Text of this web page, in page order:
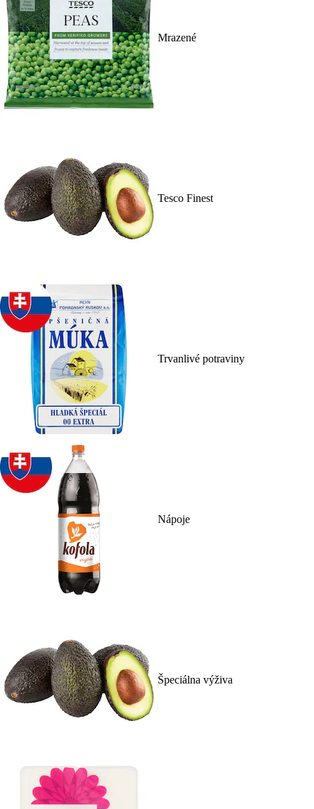
Mrazené
Tesco Finest
Trvanlivé potraviny
Nápoje
Špeciálna výživa